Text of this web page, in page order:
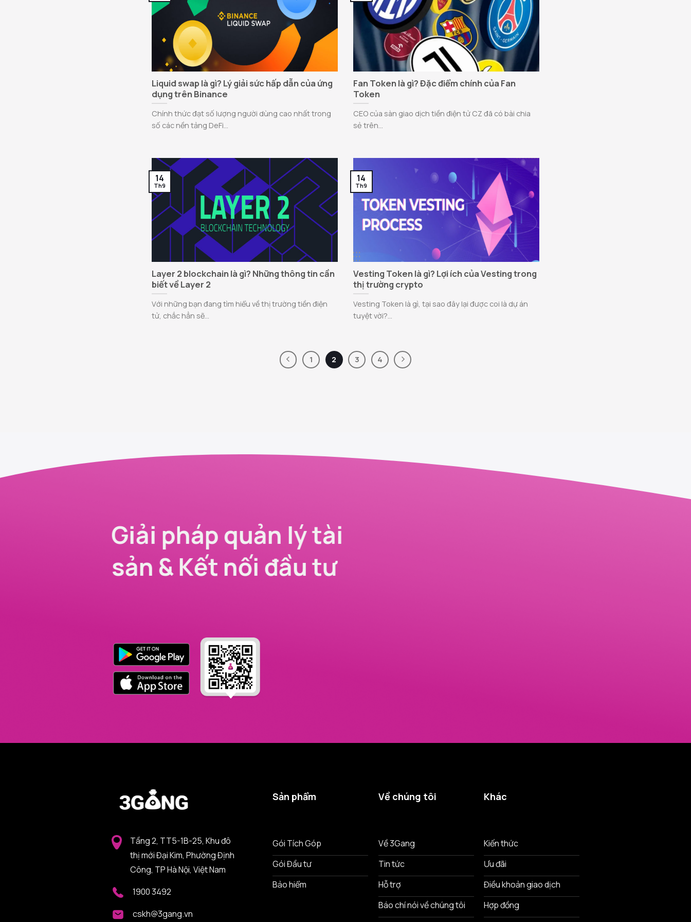
Liquid swap là gì? Lý giải sức hấp dẫn của ứng
dụng trên Binance
Chính thức đạt số lượng người dùng cao nhất trong
số các nền tảng DeFi...
Fan Token là gì? Đặc điểm chính của Fan
Token
CEO của sàn giao dịch tiền điện tử CZ đã có bài chia
sẻ trên...
Layer 2 blockchain là gì? Những thông tin cần
biết về Layer 2
Với những bạn đang tìm hiểu về thị trường tiền điện
tử, chắc hẳn sẽ...
14
Th9
Vesting Token là gì? Lợi ích của Vesting trong
thị trường crypto
Vesting Token là gì, tại sao đây lại được coi là dự án
tuyệt vời?...
14
Th9
1 2 3 4
Giải pháp quản lý tài
sản & Kết nối đầu tư
Tầng 2, TT5-1B-25, Khu đô
thị mới Đại Kim, Phường Định
Công, TP Hà Nội, Việt Nam
1900 3492
cskh@3gang.vn
Sản phẩm
Gói Tích Góp
Gói Đầu tư
Bảo hiểm
Về chúng tôi
Về 3Gang
Tin tức
Hỗ trợ
Báo chí nói về chúng tôi
Khác
Kiến thức
Ưu đãi
Điều khoản giao dịch
Hợp đồng